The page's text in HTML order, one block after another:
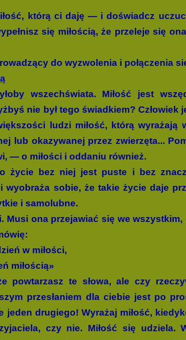
którą ci daję — i doświadcz
się miłością, że przeleje się
do wyzwolenia i połączenia
wszechświata. Miłość jest
nie był tego świadkiem? Człowiek
ludzi miłość, którą wyrażają
lub okazywanej przez zwierzęta...
— o miłości i oddaniu również.
życie bez niej jest puste i bez
wyobraża sobie, że takie życie daje
i samolubne.
Musi ona przejawiać się we
w miłości,
miłością»
powtarzasz te słowa, ale czy
przesłaniem dla ciebie jest po
jeden drugiego! Wyrażaj miłość,
czy nie. Miłość się udziela.